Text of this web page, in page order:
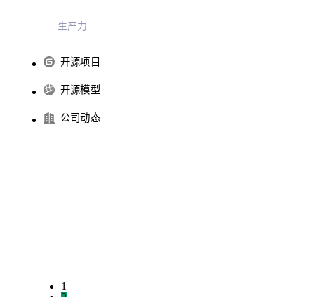
生产力
开源项目
开源模型
公司动态
1